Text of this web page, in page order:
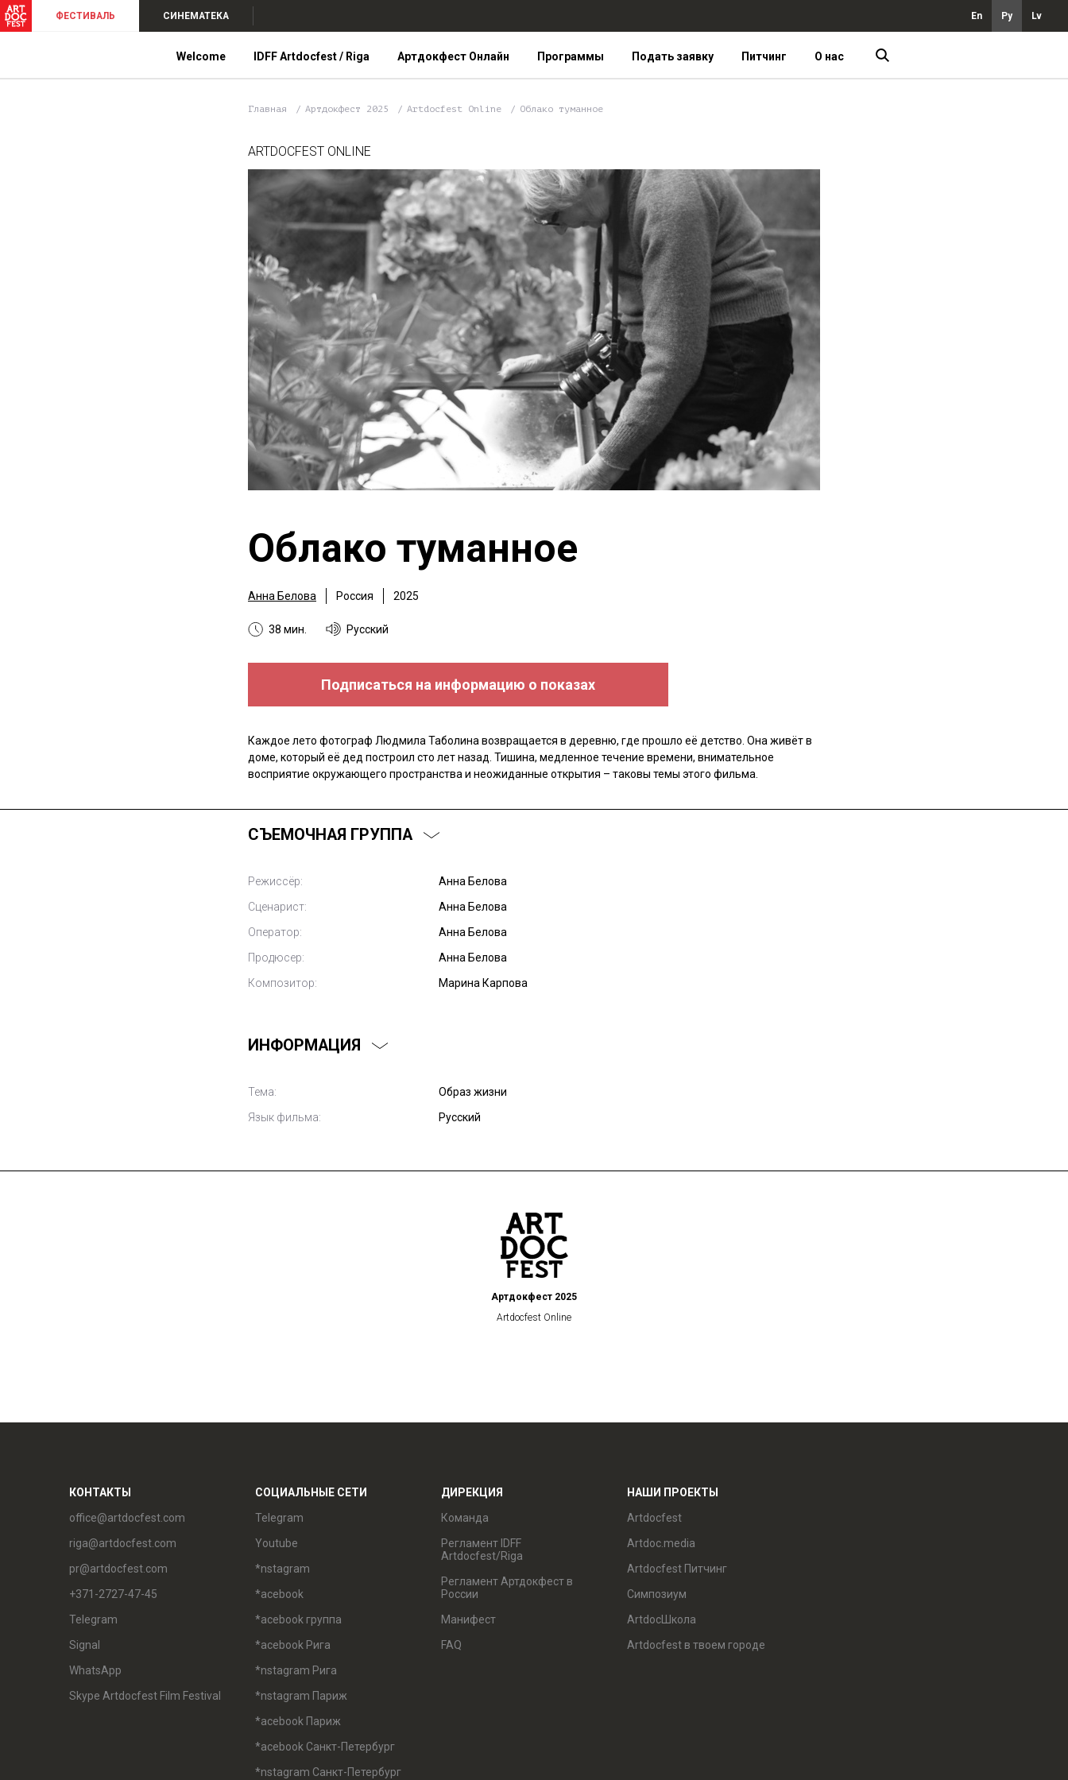
ФЕСТИВАЛЬ СИНЕМАТЕКА En Ру Lv
Welcome IDFF Artdocfest / Riga Артдокфест Онлайн Программы Подать заявку Питчинг О нас
Главная Артдокфест 2025 Artdocfest Online Облако туманное
ARTDOCFEST ONLINE
Облако туманное
Анна Белова Россия 2025
38 мин. Русский
Подписаться на информацию о показах
Каждое лето фотограф Людмила Таболина возвращается в деревню, где прошло её детство. Она живёт в
доме, который её дед построил сто лет назад. Тишина, медленное течение времени, внимательное
восприятие окружающего пространства и неожиданные открытия – таковы темы этого фильма.
СЪЕМОЧНАЯ ГРУППА
Режиссёр:
Анна Белова
Сценарист:
Анна Белова
Оператор:
Анна Белова
Продюсер:
Анна Белова
Композитор:
Марина Карпова
ИНФОРМАЦИЯ
Тема:
Образ жизни
Язык фильма:
Русский
Артдокфест 2025
Artdocfest Online
КОНТАКТЫ
office@artdocfest.com
riga@artdocfest.com
pr@artdocfest.com
+371-2727-47-45
Telegram
Signal
WhatsApp
Skype Artdocfest Film Festival
СОЦИАЛЬНЫЕ СЕТИ
Telegram
Youtube
*nstagram
*acebook
*acebook группа
*acebook Рига
*nstagram Рига
*nstagram Париж
*acebook Париж
*acebook Санкт-Петербург
*nstagram Санкт-Петербург
ДИРЕКЦИЯ
Команда
Регламент IDFF
Artdocfest/Riga
Регламент Артдокфест в
России
Манифест
FAQ
НАШИ ПРОЕКТЫ
Artdocfest
Artdoc.media
Artdocfest Питчинг
Симпозиум
ArtdocШкола
Artdocfest в твоем городе